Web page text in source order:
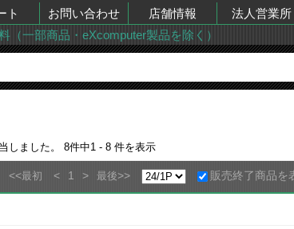
ト お問い合わせ 店舗情報 法人営業所
（一部商品・eXcomputer製品を除く）
しました。 8件中1 - 8 件を表示
<<最初 < 1 > 最後>> 販売終了商品を